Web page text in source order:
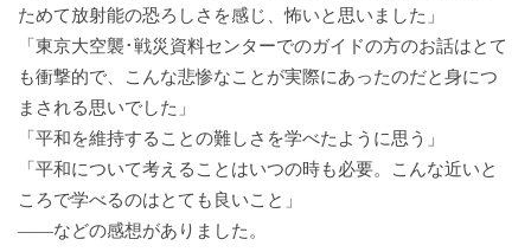
ためて放射能の恐ろしさを感じ、怖いと思いました」
「東京大空襲･戦災資料センターでのガイドの方のお話はとて
も衝撃的で、こんな悲惨なことが実際にあったのだと身につ
まされる思いでした」
「平和を維持することの難しさを学べたように思う」
「平和について考えることはいつの時も必要。こんな近いと
ころで学べるのはとても良いこと」
――などの感想がありました。